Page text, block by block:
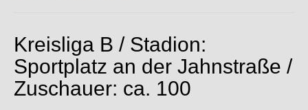
Kreisliga B / Stadion:
Sportplatz an der Jahnstraße /
Zuschauer: ca. 100